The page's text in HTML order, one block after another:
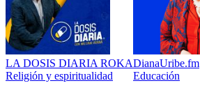
LA DOSIS DIARIA ROKA
Religión y espiritualidad
DianaUribe.fm
Educación